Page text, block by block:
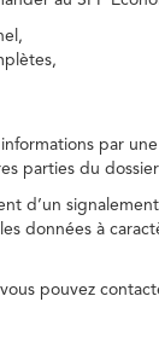
par
parties du
d’un
données à
pouvez